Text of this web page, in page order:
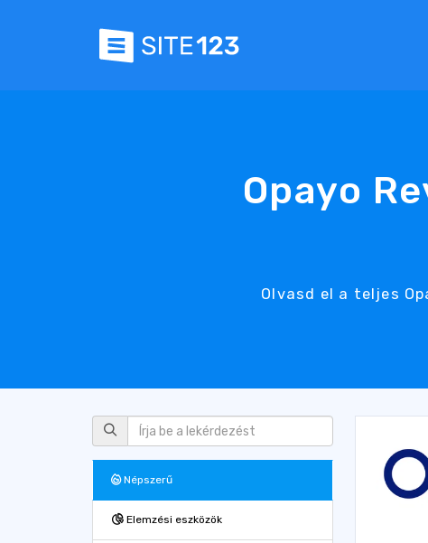
Opayo
Olvasd el a teljes
Népszerű
Elemzési eszközök